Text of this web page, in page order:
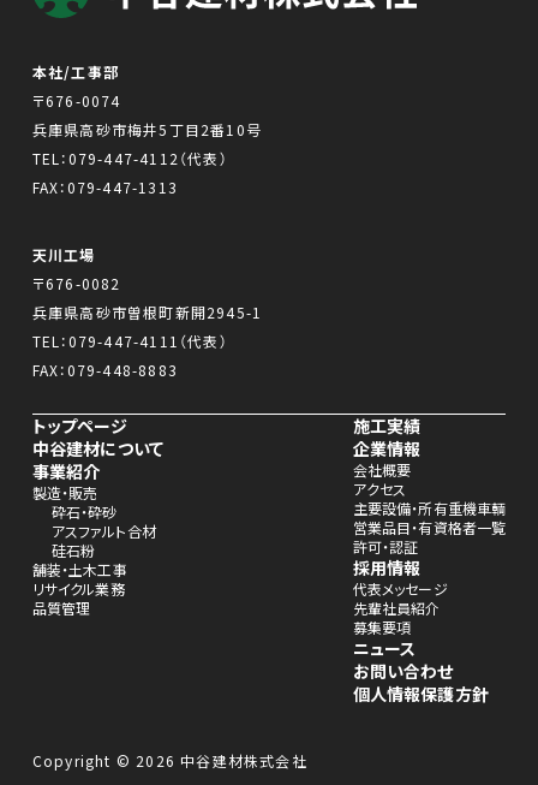
本社/工事部
〒676-0074
兵庫県高砂市梅井5丁目2番10号
TEL：079-447-4112 （代表）
FAX：079-447-1313
天川工場
〒676-0082
兵庫県高砂市曽根町新開2945-1
TEL：079-447-4111 （代表）
FAX：079-448-8883
トップページ
中谷建材について
事業紹介
製造・販売
砕石・砕砂
アスファルト合材
硅石粉
舗装・土木工事
リサイクル業務
品質管理
施工実績
企業情報
会社概要
アクセス
主要設備・所有重機車輌
営業品目・有資格者一覧
許可・認証
採用情報
代表メッセージ
先輩社員紹介
募集要項
ニュース
お問い合わせ
個人情報保護方針
Copyright © 2026 中谷建材株式会社